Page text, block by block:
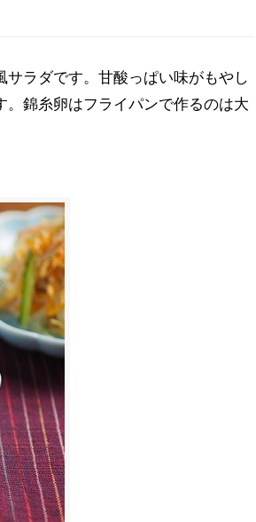
ラダです。甘酸っぱい味がもやし
錦糸卵はフライパンで作るのは大